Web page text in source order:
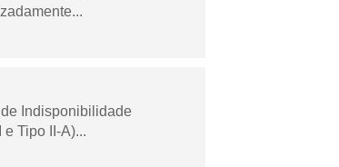
Indisponibilidade
Tipo II-A)...